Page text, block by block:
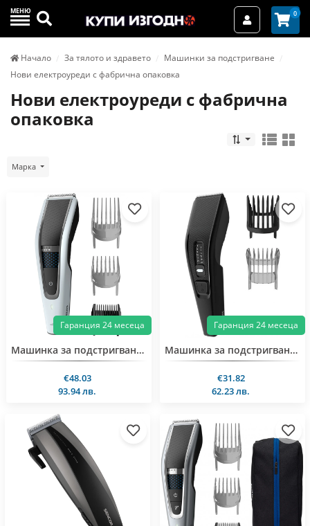
МЕНЮ Търси Вход / 0
Начало За тялото и здравето
Машинки за подстригване
Нови електроуреди с фабрична опаковка
Нови електроуреди с фабрична
опаковка
Марка
Гаранция 24 месеца
Машинка за подстригване Philips HC5610/15
€48.03
93.94 лв.
Гаранция 24 месеца
Машинка за подстригване Philips HC3510/15
€31.82
62.23 лв.